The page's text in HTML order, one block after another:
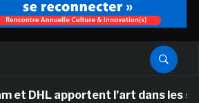
DHL apportent l’art dans les